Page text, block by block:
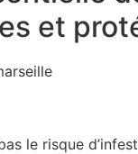
et
le risque